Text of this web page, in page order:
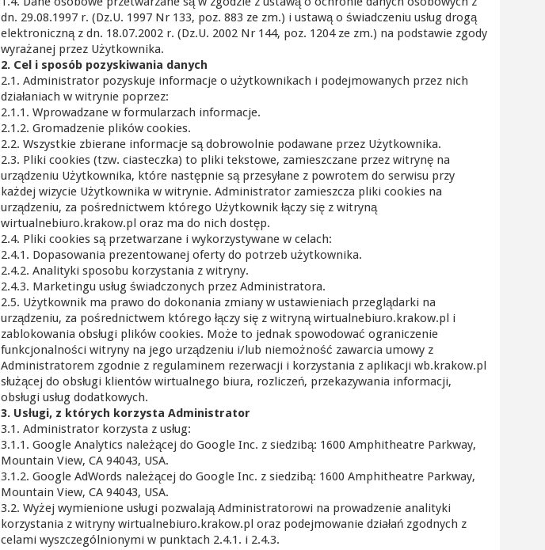
dn. 29.08.1997 r. (Dz.U. 1997 Nr 133, poz. 883 ze zm.) i ustawą o świadczeniu usług drogą
elektroniczną z dn. 18.07.2002 r. (Dz.U. 2002 Nr 144, poz. 1204 ze zm.) na podstawie zgody
wyrażanej przez Użytkownika.
2. Cel i sposób pozyskiwania danych
2.1. Administrator pozyskuje informacje o użytkownikach i podejmowanych przez nich
działaniach w witrynie poprzez:
2.1.1. Wprowadzane w formularzach informacje.
2.1.2. Gromadzenie plików cookies.
2.2. Wszystkie zbierane informacje są dobrowolnie podawane przez Użytkownika.
2.3. Pliki cookies (tzw. ciasteczka) to pliki tekstowe, zamieszczane przez witrynę na
urządzeniu Użytkownika, które następnie są przesyłane z powrotem do serwisu przy
każdej wizycie Użytkownika w witrynie. Administrator zamieszcza pliki cookies na
urządzeniu, za pośrednictwem którego Użytkownik łączy się z witryną
wirtualnebiuro.krakow.pl oraz ma do nich dostęp.
2.4. Pliki cookies są przetwarzane i wykorzystywane w celach:
2.4.1. Dopasowania prezentowanej oferty do potrzeb użytkownika.
2.4.2. Analityki sposobu korzystania z witryny.
2.4.3. Marketingu usług świadczonych przez Administratora.
2.5. Użytkownik ma prawo do dokonania zmiany w ustawieniach przeglądarki na
urządzeniu, za pośrednictwem którego łączy się z witryną wirtualnebiuro.krakow.pl i
zablokowania obsługi plików cookies. Może to jednak spowodować ograniczenie
funkcjonalności witryny na jego urządzeniu i/lub niemożność zawarcia umowy z
Administratorem zgodnie z regulaminem rezerwacji i korzystania z aplikacji wb.krakow.pl
służącej do obsługi klientów wirtualnego biura, rozliczeń, przekazywania informacji,
obsługi usług dodatkowych.
3. Usługi, z których korzysta Administrator
3.1. Administrator korzysta z usług:
3.1.1. Google Analytics należącej do Google Inc. z siedzibą: 1600 Amphitheatre Parkway,
Mountain View, CA 94043, USA.
3.1.2. Google AdWords należącej do Google Inc. z siedzibą: 1600 Amphitheatre Parkway,
Mountain View, CA 94043, USA.
3.2. Wyżej wymienione usługi pozwalają Administratorowi na prowadzenie analityki
korzystania z witryny wirtualnebiuro.krakow.pl oraz podejmowanie działań zgodnych z
celami wyszczególnionymi w punktach 2.4.1. i 2.4.3.